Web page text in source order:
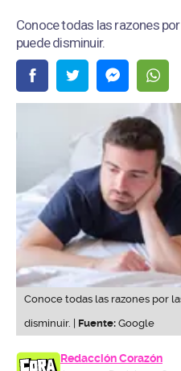
Conoce todas las razones
puede disminuir.
Conoce todas las razones por
disminuir. | Fuente: Google
Redacción Corazón